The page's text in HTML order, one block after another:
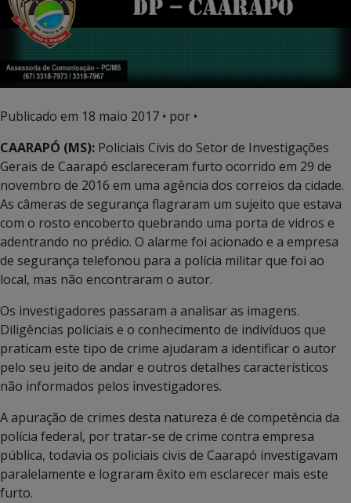
Publicado em 18 maio 2017 • por •
CAARAPÓ (MS): Policiais Civis do Setor de Investigações
Gerais de Caarapó esclareceram furto ocorrido em 29 de
novembro de 2016 em uma agência dos correios da cidade.
As câmeras de segurança flagraram um sujeito que estava
com o rosto encoberto quebrando uma porta de vidros e
adentrando no prédio. O alarme foi acionado e a empresa
de segurança telefonou para a polícia militar que foi ao
local, mas não encontraram o autor.
Os investigadores passaram a analisar as imagens.
Diligências policiais e o conhecimento de indivíduos que
praticam este tipo de crime ajudaram a identificar o autor
pelo seu jeito de andar e outros detalhes característicos
não informados pelos investigadores.
A apuração de crimes desta natureza é de competência da
polícia federal, por tratar-se de crime contra empresa
pública, todavia os policiais civis de Caarapó investigavam
paralelamente e lograram êxito em esclarecer mais este
furto.